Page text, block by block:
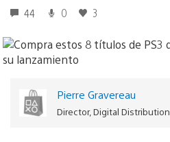
44 0 3
Pierre Gravereau
Director, Digital Distribution